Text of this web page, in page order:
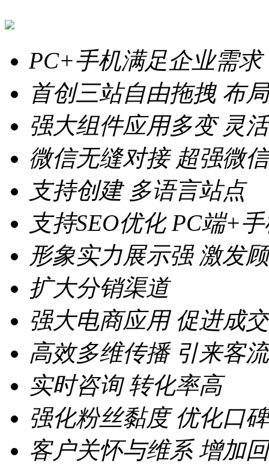
PC+手机满足企业需求
首创三站自由拖拽 布
强大组件应用多变 灵
微信无缝对接 超强微
支持创建 多语言站点
支持SEO优化 PC端+
形象实力展示强 激发
扩大分销渠道
强大电商应用 促进成交
高效多维传播 引来客
实时咨询 转化率高
强化粉丝黏度 优化口
客户关怀与维系 增加